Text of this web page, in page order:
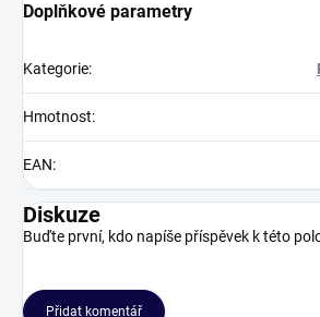
Doplňkové parametry
Kategorie:
Hmotnost:
EAN:
Diskuze
Buďte první, kdo napíše příspěvek k této
Přidat komentář